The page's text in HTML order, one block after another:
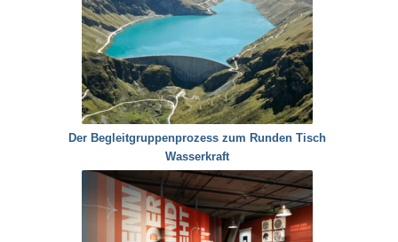
Der Begleitgruppenprozess zum Runden Tisch
Wasserkraft